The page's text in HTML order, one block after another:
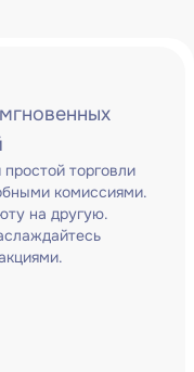
торговли
комиссиями.
на другую.